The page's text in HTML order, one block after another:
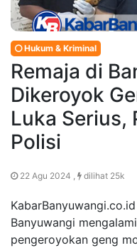
Hukum & Kriminal
Remaja di
Dikeroyok
Luka Serius,
Polisi
22 Agu 2024 , dilihat 25k
Banyuwangi
pengeroyokan geng